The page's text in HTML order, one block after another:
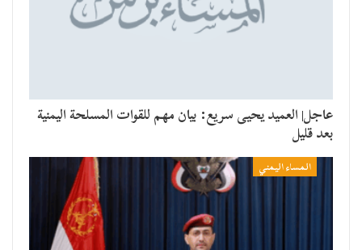
عاجل| العميد يحيى سريع: بيان مهم للقوات المسلحة اليمنية
بعد قليل
المساء اليمني